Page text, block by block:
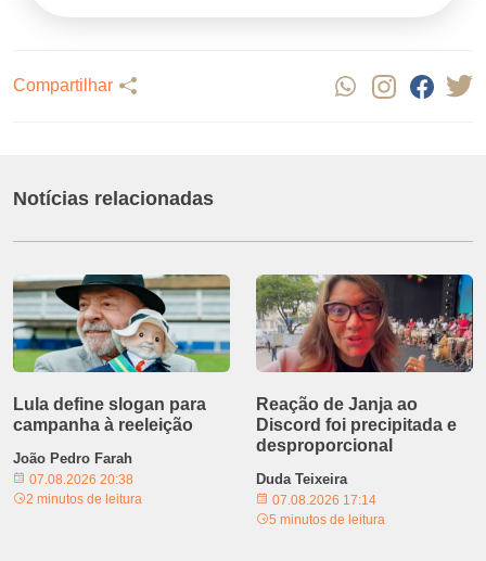
Compartilhar
Notícias relacionadas
Lula define slogan para
campanha à reeleição
João Pedro Farah
07.08.2026 20:38
2 minutos de leitura
Reação de Janja ao
Discord foi precipitada e
desproporcional
Duda Teixeira
07.08.2026 17:14
5 minutos de leitura